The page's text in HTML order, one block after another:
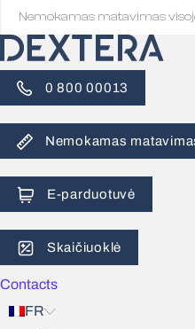
Nemokamas matavimas
0 800 00013
Nemokamas
E-parduotuvė
Skaičiuoklė
Contacts
FR